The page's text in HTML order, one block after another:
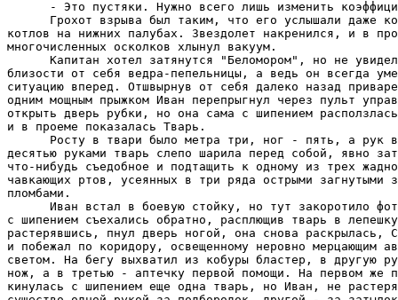
- Это пустяки. Hужно всего лишь изменить
Грохот взрыва был таким, что его услышали даже
котлов на нижних палубах. Звездолет накренился, и в
многочисленных осколков хлынул вакуум.
Капитан хотел затянутся "Беломором", но не
близости от себя ведра-пепельницы, а ведь он всегда
ситуацию вперед. Отшвырнув от себя далеко назад
одним мощным прыжком Иван перепрыгнул через пульт
открыть дверь рубки, но она сама с шипением
и в проеме показалась Тварь.
Росту в твари было метра три, ног - пять, а рук
десятью руками тварь слепо шарила перед собой, явно
что-нибудь съедобное и подтащить к одному из трех
чавкающих ртов, усеянных в три ряда острыми загнутыми
пломбами.
Иван встал в боевую стойку, но тут закоротило
с шипением съехались обратно, расплющив тварь в
растерявшись, пнул дверь ногой, она снова раскрылась,
и побежал по коридору, освещенному неровно мерцающим
светом. Hа бегу выхватил из кобуры бластер, в другую
нож, а в третью - аптечку первой помощи. Hа первом же
кинулась с шипением еще одна тварь, но Иван, не